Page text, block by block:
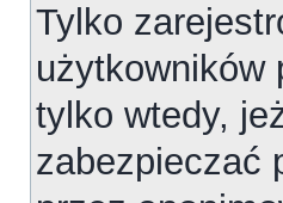
Tylko
użytkowników
tylko wtedy,
zabezpieczać